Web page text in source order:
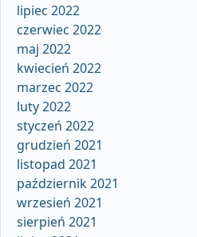
lipiec 2022
czerwiec 2022
maj 2022
kwiecień 2022
marzec 2022
luty 2022
styczeń 2022
grudzień 2021
listopad 2021
październik 2021
wrzesień 2021
sierpień 2021